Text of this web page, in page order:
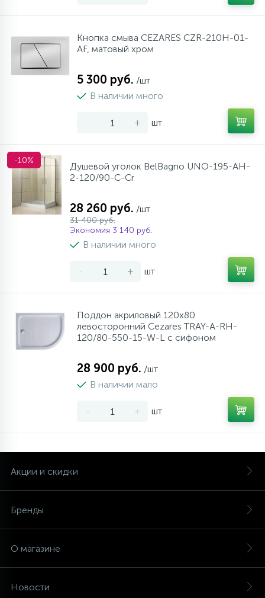
Кнопка смыва CEZARES CZR-210H-01-
AF, матовый хром
5 300 руб. /шт
В наличии много
- + шт
-10%
Душевой уголок BelBagno UNO-195-AH-
2-120/90-C-Cr
28 260 руб. /шт
31 400 руб.
Экономия 3 140 руб.
В наличии много
- + шт
Поддон акриловый 120х80
левосторонний Cezares TRAY-A-RH-
120/80-550-15-W-L с сифоном
28 900 руб. /шт
В наличии мало
- + шт
Акции и скидки
Бренды
О магазине
Новости